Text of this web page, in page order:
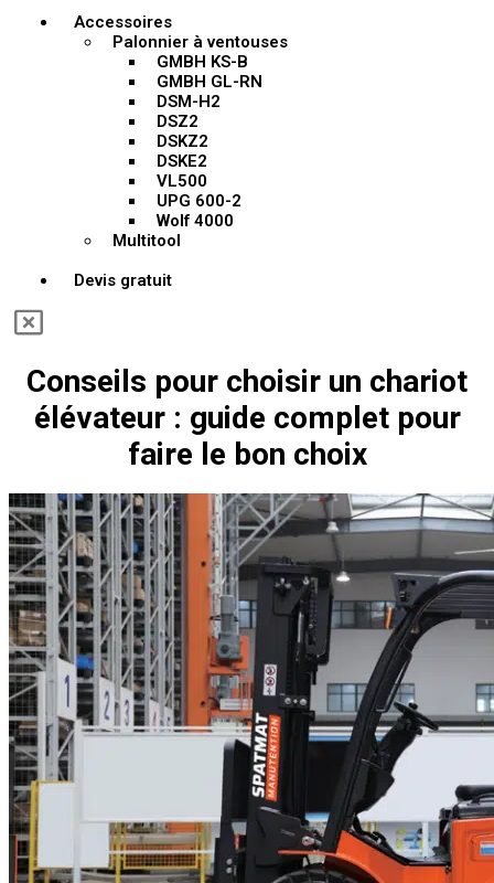
Accessoires
Palonnier à ventouses
GMBH KS-B
GMBH GL-RN
DSM-H2
DSZ2
DSKZ2
DSKE2
VL500
UPG 600-2
Wolf 4000
Multitool
Devis gratuit
Conseils pour choisir un chariot
élévateur : guide complet pour
faire le bon choix